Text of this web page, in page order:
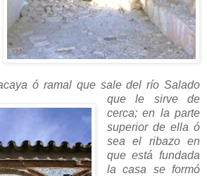
ó ramal que sale delrío Salado
que le sirve de
cerca; en la parte
superior de ella ó
sea el ribazo en
que está fundada
la casa se formó